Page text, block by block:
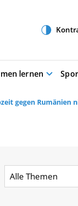
lernen
gegen Rumänien